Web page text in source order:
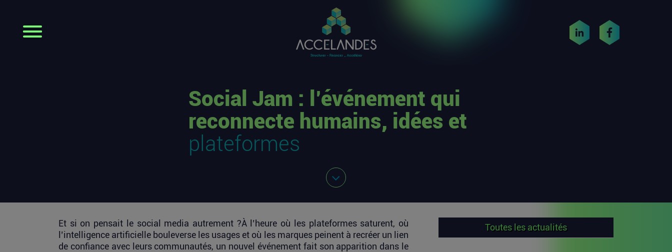
Social Jam : l’événement qui
reconnecte humains, idées et
plateformes
Et si on pensait le social media autrement ?À l’heure où les plateformes saturent, où
l’intelligence artificielle bouleverse les usages et où les marques peinent à recréer un lien
de confiance avec leurs communautés, un nouvel événement fait son apparition dans le
Toutes les actualités